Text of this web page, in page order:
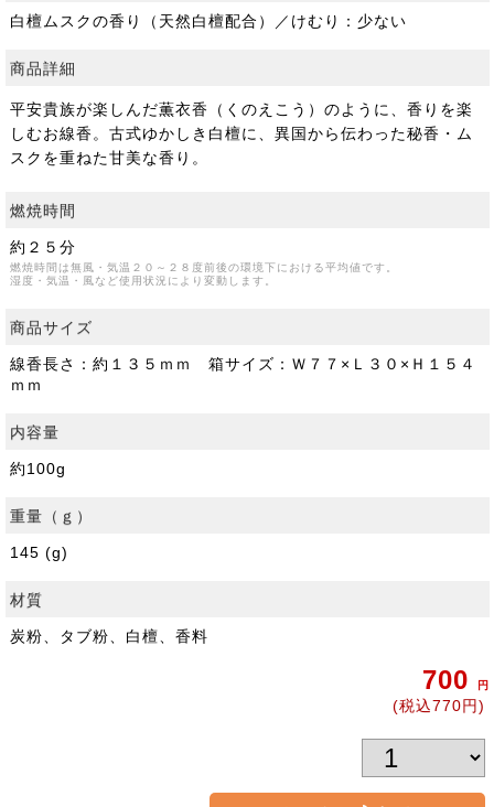
白檀ムスクの香り（天然白檀配合）／けむり：少ない
商品詳細
平安貴族が楽しんだ薫衣香（くのえこう）のように、香りを楽
しむお線香。古式ゆかしき白檀に、異国から伝わった秘香・ム
スクを重ねた甘美な香り。
燃焼時間
約２５分
燃焼時間は無風・気温２０～２８度前後の環境下における平均値です。
湿度・気温・風など使用状況により変動します。
商品サイズ
線香長さ：約１３５ｍｍ 箱サイズ：Ｗ７７×Ｌ３０×Ｈ１５４
ｍｍ
内容量
約100g
重量（ｇ）
145 (g)
材質
炭粉、タブ粉、白檀、香料
700 円
(税込770円)